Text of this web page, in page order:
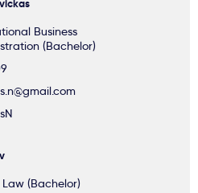
Business
(Bachelor)
(Bachelor)